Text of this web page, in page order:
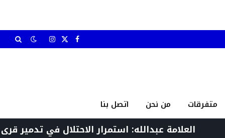
فيسبوك
X الانستغرام
متفرقات من نحن اتصل بنا
عبدالله: استمرار الاحتلال في تدمير قرى الجنوب تعدٍّ